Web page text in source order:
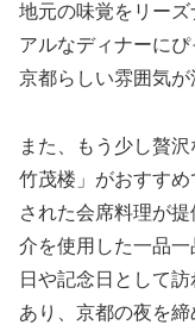
地元の味覚をリー
アルなディナーに
京都らしい雰囲気が
また、もう少し贅
竹茂楼」がおすす
された会席料理が
介を使用した一品
日や記念日として
あり、京都の夜を締